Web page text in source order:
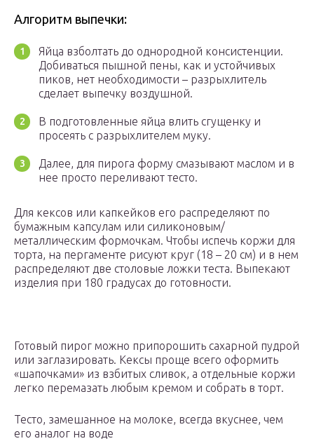
Алгоритм выпечки:
Яйца взболтать до однородной консистенции.
Добиваться пышной пены, как и устойчивых
пиков, нет необходимости – разрыхлитель
сделает выпечку воздушной.
В подготовленные яйца влить сгущенку и
просеять с разрыхлителем муку.
Далее, для пирога форму смазывают маслом и в
нее просто переливают тесто.
Для кексов или капкейков его распределяют по
бумажным капсулам или силиконовым/
металлическим формочкам. Чтобы испечь коржи для
торта, на пергаменте рисуют круг (18 – 20 см) и в нем
распределяют две столовые ложки теста. Выпекают
изделия при 180 градусах до готовности.
Готовый пирог можно припорошить сахарной пудрой
или заглазировать. Кексы проще всего оформить
«шапочками» из взбитых сливок, а отдельные коржи
легко перемазать любым кремом и собрать в торт.
Тесто, замешанное на молоке, всегда вкуснее, чем
его аналог на воде